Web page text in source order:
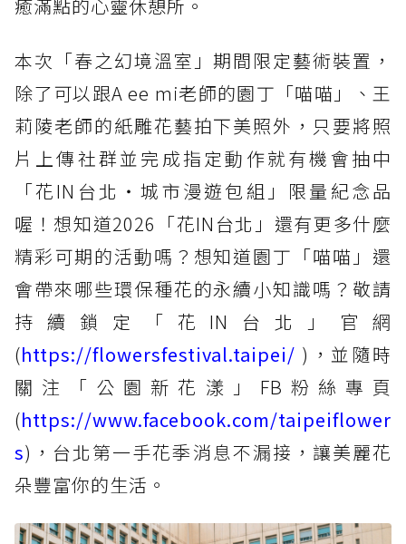
癒滿點的心靈休憩所。
本次「春之幻境溫室」期間限定藝術裝置，
除了可以跟A ee mi老師的園丁「喵喵」、王
莉陵老師的紙雕花藝拍下美照外，只要將照
片上傳社群並完成指定動作就有機會抽中
「花IN台北・城市漫遊包組」限量紀念品
喔！想知道2026「花IN台北」還有更多什麼
精彩可期的活動嗎？想知道園丁「喵喵」還
會帶來哪些環保種花的永續小知識嗎？敬請
持續鎖定「花IN台北」官網
(https://flowersfestival.taipei/ )，並隨時
關注「公園新花漾」FB粉絲專頁
(https://www.facebook.com/taipeiflower
s)，台北第一手花季消息不漏接，讓美麗花
朵豐富你的生活。